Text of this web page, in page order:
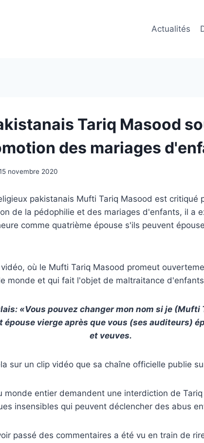
Actualités
Tariq Masood
des mariages
novembre 2020
pakistanais Mufti Tariq Masood est critiqué
de la pédophilie et des mariages d'enfants, il a
comme quatrième épouse s'ils peuvent
où le Mufti Tariq Masood promeut
monde et qui fait l'objet de maltraitance
«Vous pouvez changer mon nom si je (Mufti
épouse vierge après que vous (ses auditeurs)
et veuves.
sur un clip vidéo que sa chaîne officielle publie
monde entier demandent une interdiction de
insensibles qui peuvent déclencher des abus
passé des commentaires a été vu en train de